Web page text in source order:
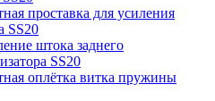
проставка для усиления
SS20
штока заднего
SS20
оплётка витка пружины